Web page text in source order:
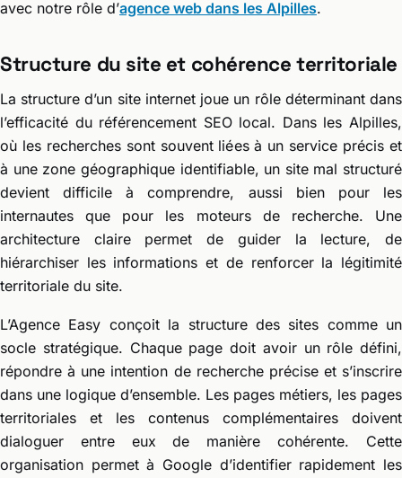
avec notre rôle d’agence web dans les Alpilles.
Structure du site et cohérence territoriale
La structure d’un site internet joue un rôle déterminant dans
l’efficacité du référencement SEO local. Dans les Alpilles,
où les recherches sont souvent liées à un service précis et
à une zone géographique identifiable, un site mal structuré
devient difficile à comprendre, aussi bien pour les
internautes que pour les moteurs de recherche. Une
architecture claire permet de guider la lecture, de
hiérarchiser les informations et de renforcer la légitimité
territoriale du site.
L’Agence Easy conçoit la structure des sites comme un
socle stratégique. Chaque page doit avoir un rôle défini,
répondre à une intention de recherche précise et s’inscrire
dans une logique d’ensemble. Les pages métiers, les pages
territoriales et les contenus complémentaires doivent
dialoguer entre eux de manière cohérente. Cette
organisation permet à Google d’identifier rapidement les